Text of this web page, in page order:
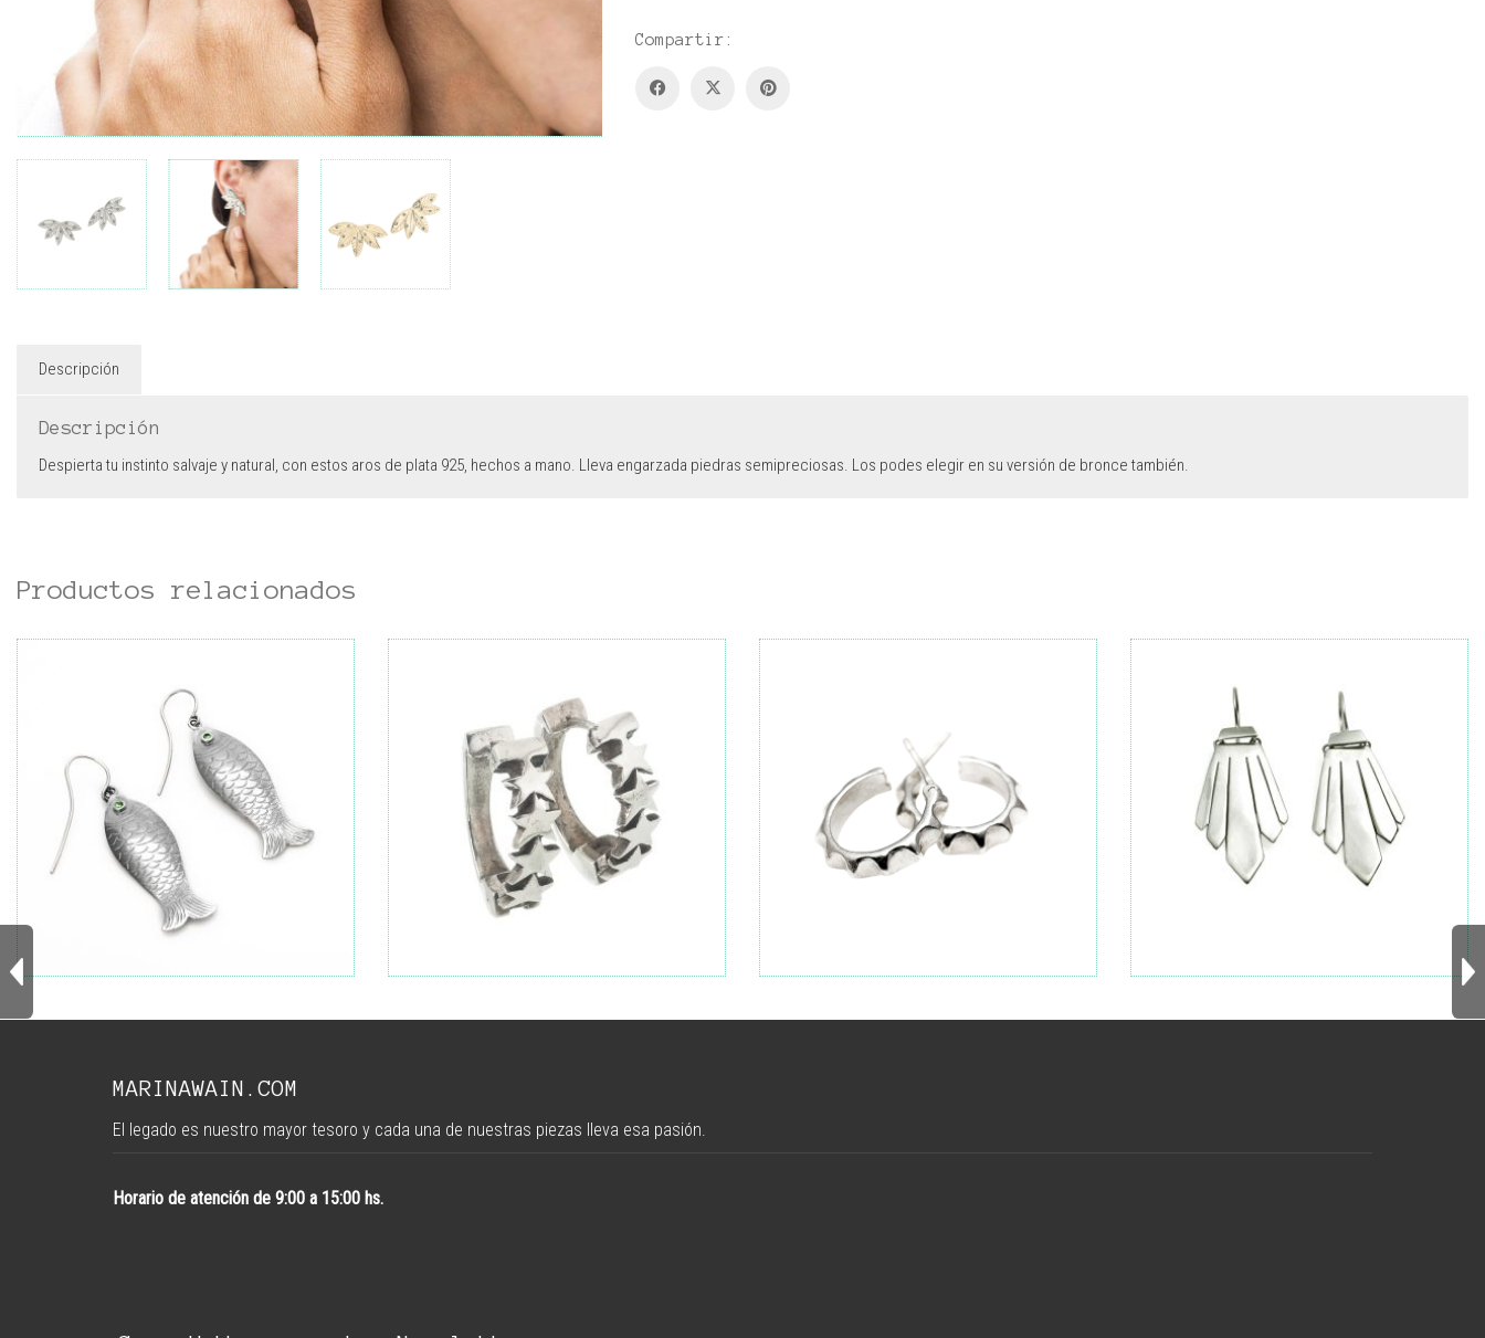
Compartir:
Descripción
Descripción
Despierta tu instinto salvaje y natural, con estos aros de plata 925, hechos a mano. Lleva engarzada piedras semipreciosas. Los podes elegir en su versión de bronce también.
Productos relacionados
MARINAWAIN.COM
El legado es nuestro mayor tesoro y cada una de nuestras piezas lleva esa pasión.
Horario de atención de 9:00 a 15:00 hs.